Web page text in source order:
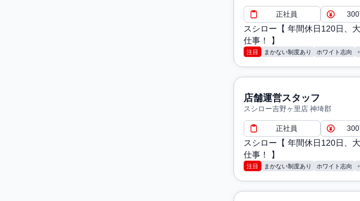
正社員
スシロー【 年間休日120日、
仕事！ 】
注目 まかない制度あり ホワイト志向
店舗運営スタッフ
スシロー吉野ヶ里店 神埼郡
正社員
スシロー【 年間休日120日、
仕事！ 】
注目 まかない制度あり ホワイト志向